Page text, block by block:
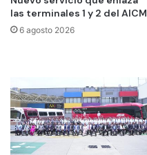
las terminales 1 y 2 del AICM
6 agosto 2026